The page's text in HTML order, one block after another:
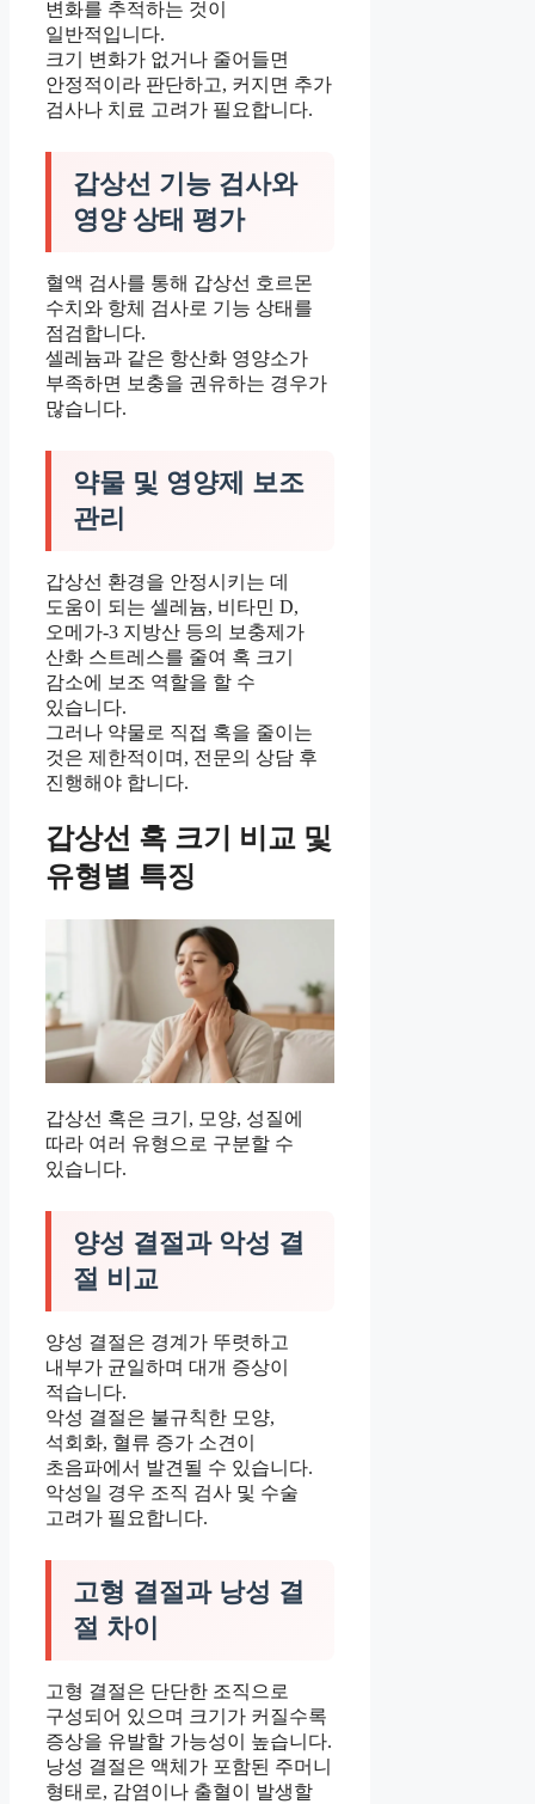
변화를 추적하는 것이
일반적입니다.
크기 변화가 없거나 줄어들면
안정적이라 판단하고, 커지면 추가
검사나 치료 고려가 필요합니다.
갑상선 기능 검사와
영양 상태 평가
혈액 검사를 통해 갑상선 호르몬
수치와 항체 검사로 기능 상태를
점검합니다.
셀레늄과 같은 항산화 영양소가
부족하면 보충을 권유하는 경우가
많습니다.
약물 및 영양제 보조
관리
갑상선 환경을 안정시키는 데
도움이 되는 셀레늄, 비타민 D,
오메가-3 지방산 등의 보충제가
산화 스트레스를 줄여 혹 크기
감소에 보조 역할을 할 수
있습니다.
그러나 약물로 직접 혹을 줄이는
것은 제한적이며, 전문의 상담 후
진행해야 합니다.
갑상선 혹 크기 비교 및
유형별 특징
갑상선 혹은 크기, 모양, 성질에
따라 여러 유형으로 구분할 수
있습니다.
양성 결절과 악성 결
절 비교
양성 결절은 경계가 뚜렷하고
내부가 균일하며 대개 증상이
적습니다.
악성 결절은 불규칙한 모양,
석회화, 혈류 증가 소견이
초음파에서 발견될 수 있습니다.
악성일 경우 조직 검사 및 수술
고려가 필요합니다.
고형 결절과 낭성 결
절 차이
고형 결절은 단단한 조직으로
구성되어 있으며 크기가 커질수록
증상을 유발할 가능성이 높습니다.
낭성 결절은 액체가 포함된 주머니
형태로, 감염이나 출혈이 발생할